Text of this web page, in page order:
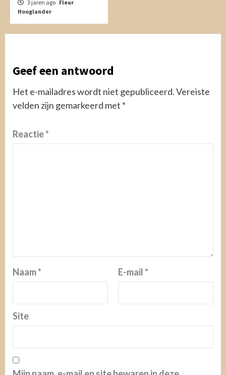
3 jaren ago Fleur
Hooglander
Geef een antwoord
Het e-mailadres wordt niet gepubliceerd.Vereiste
velden zijn gemarkeerd met *
Reactie*
Naam* E-mail*
Site